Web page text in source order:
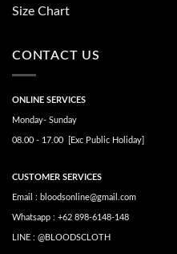
Size Chart
CONTACT US
ONLINE SERVICES
Monday- Sunday
08.00 - 17.00 [Exc Public Holiday]
CUSTOMER SERVICES
Email : bloodsonline@gmail.com
Whatsapp : +62 898-6148-148
LINE : @BLOODSCLOTH